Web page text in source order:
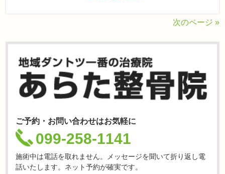
次のページ »
ご予約・お問い合わせはお気軽に
099-258-1141
施術中は電話を取れません。メッセージを聞いて折り返し電
話いたします。ネット予約が確実です。